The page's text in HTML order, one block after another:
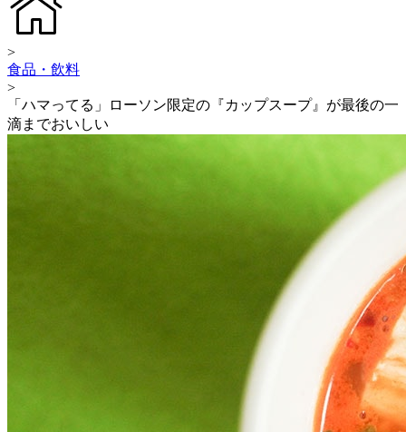
>
食品・飲料
>
「ハマってる」ローソン限定の『カップスープ』が最後の一
滴までおいしい